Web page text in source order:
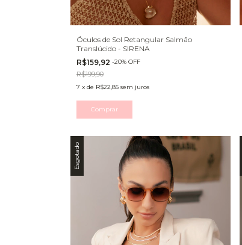
Óculos de Sol Retangular Salmão
Translúcido - SIRENA
R$159,92 -20% OFF
R$199,90
7 x de R$22,85 sem juros
Esgotado